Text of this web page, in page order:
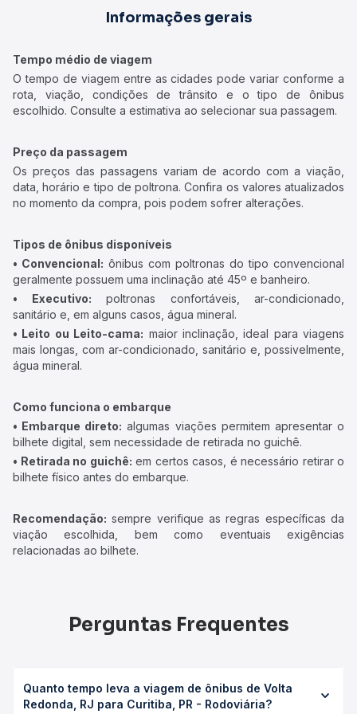
Informações gerais
Tempo médio de viagem
O tempo de viagem entre as cidades pode variar conforme a
rota, viação, condições de trânsito e o tipo de ônibus
escolhido. Consulte a estimativa ao selecionar sua passagem.
Preço da passagem
Os preços das passagens variam de acordo com a viação,
data, horário e tipo de poltrona. Confira os valores atualizados
no momento da compra, pois podem sofrer alterações.
Tipos de ônibus disponíveis
• Convencional: ônibus com poltronas do tipo convencional
geralmente possuem uma inclinação até 45º e banheiro.
• Executivo: poltronas confortáveis, ar-condicionado,
sanitário e, em alguns casos, água mineral.
• Leito ou Leito-cama: maior inclinação, ideal para viagens
mais longas, com ar-condicionado, sanitário e, possivelmente,
água mineral.
Como funciona o embarque
• Embarque direto: algumas viações permitem apresentar o
bilhete digital, sem necessidade de retirada no guichê.
• Retirada no guichê: em certos casos, é necessário retirar o
bilhete físico antes do embarque.
Recomendação: sempre verifique as regras específicas da
viação escolhida, bem como eventuais exigências
relacionadas ao bilhete.
Perguntas Frequentes
Quanto tempo leva a viagem de ônibus de Volta
Redonda, RJ para Curitiba, PR - Rodoviária?